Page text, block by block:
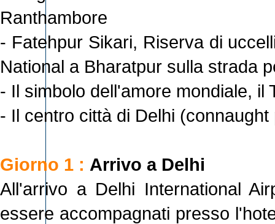
Ranthambore
- Fatehpur Sikari, Riserva di
National a Bharatpur sulla strada
- Il simbolo dell'amore mondiale, il
- Il centro città di Delhi
Giorno 1 : Arrivo a Delhi
All'arrivo a Delhi International
essere accompagnati presso